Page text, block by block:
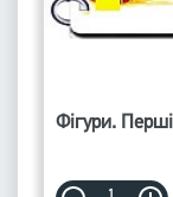
Фігури.